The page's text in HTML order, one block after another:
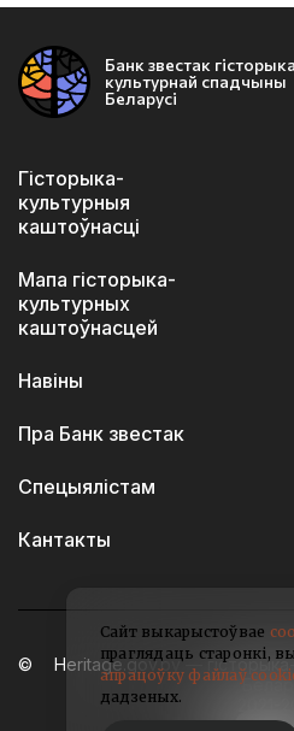
Банк звестак
культурнай спадчыны
Беларусі
Гісторыка-
культурныя
каштоўнасці
Мапа гісторыка-
культурных
каштоўнасцей
Навіны
Пра Банк звестак
Спецыялістам
Кантакты
Heritage.gov.by —
Сайт выкарыстоўвае
праглядаць старонкі,
апрацоўку файлаў
дадзеных.